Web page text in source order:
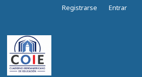
Registrarse Entrar